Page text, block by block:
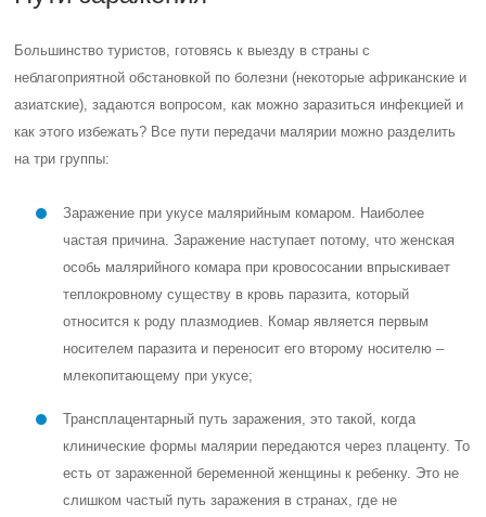
Большинство туристов, готовясь к выезду в страны с
неблагоприятной обстановкой по болезни (некоторые африканские и
азиатские), задаются вопросом, как можно заразиться инфекцией и
как этого избежать? Все пути передачи малярии можно разделить
на три группы:
Заражение при укусе малярийным комаром. Наиболее
частая причина. Заражение наступает потому, что женская
особь малярийного комара при кровососании впрыскивает
теплокровному существу в кровь паразита, который
относится к роду плазмодиев. Комар является первым
носителем паразита и переносит его второму носителю –
млекопитающему при укусе;
Трансплацентарный путь заражения, это такой, когда
клинические формы малярии передаются через плаценту. То
есть от зараженной беременной женщины к ребенку. Это не
слишком частый путь заражения в странах, где не